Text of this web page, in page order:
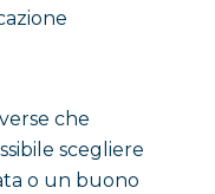
che
scegliere
o un buono